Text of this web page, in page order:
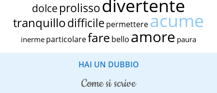
dolce prolissodivertente
tranquillodifficile permettereacume
inerme particolarefare bello amore paura
HAI UN DUBBIO
come si scrive